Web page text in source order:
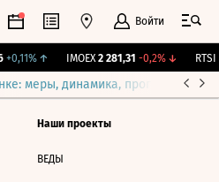
Войти
+0,11%↑ IMOEX 2 281,31 -0,2%↓ RTSI
меры, динамика, прогнозы
Наши проекты
ВЕДЫ